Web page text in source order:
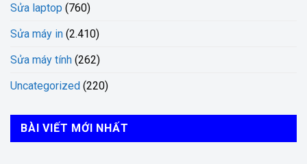
Sửa laptop (760)
Sửa máy in (2.410)
Sửa máy tính (262)
Uncategorized (220)
BÀI VIẾT MỚI NHẤT